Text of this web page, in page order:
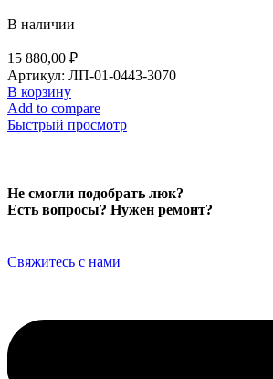
В наличии
15 880,00 ₽
Артикул: ЛП-01-0443-3070
В корзину
Add to compare
Быстрый просмотр
Не смогли подобрать люк?
Есть вопросы? Нужен ремонт?
Свяжитесь с нами